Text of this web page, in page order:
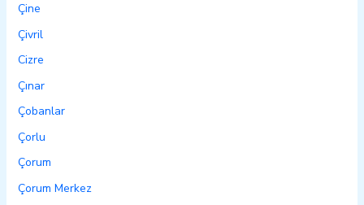
Çine
Çivril
Cizre
Çınar
Çobanlar
Çorlu
Çorum
Çorum Merkez